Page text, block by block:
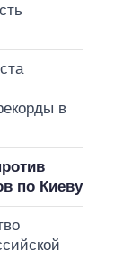
в
по Киеву